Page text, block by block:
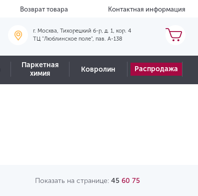
Возврат товара Контактная информация
г. Москва, Тихорецкий б-р, д. 1, кор. 4
ТЦ "Люблинское поле", пав. А-138
Паркетная
химия
Ковролин Распродажа
Показать на странице: 45 60 75